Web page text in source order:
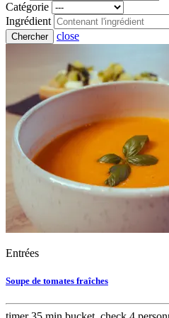
Catégorie
Ingrédient
Chercher close
Entrées
Soupe de tomates fraîches